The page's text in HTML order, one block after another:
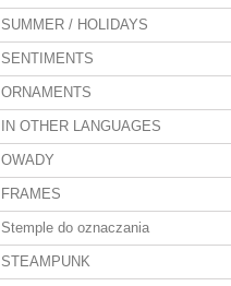
SUMMER / HOLIDAYS
SENTIMENTS
ORNAMENTS
IN OTHER LANGUAGES
OWADY
FRAMES
Stemple do oznaczania
STEAMPUNK